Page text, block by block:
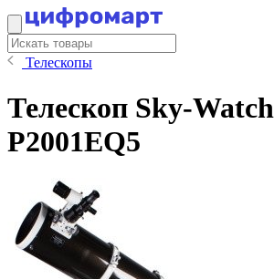
Телескопы
Телескоп Sky-
P2001EQ5